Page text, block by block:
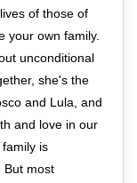
of those of
your own family.
unconditional
she's the
and Lula, and
and love in our
is
But most